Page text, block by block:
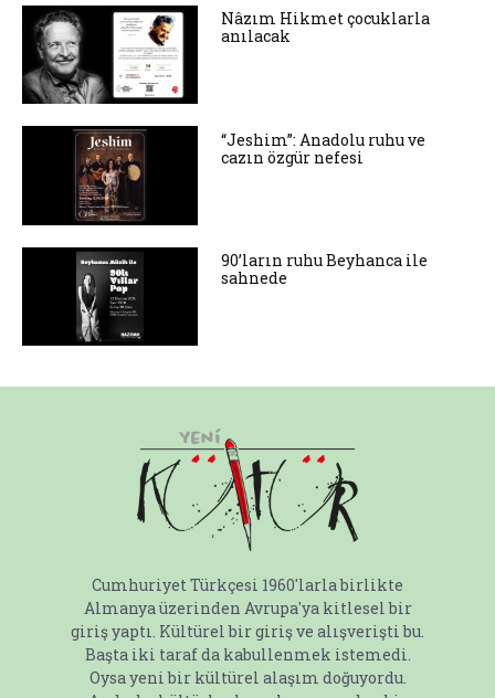
Nâzım Hikmet çocuklarla
anılacak
“Jeshim”: Anadolu ruhu ve
cazın özgür nefesi
90’ların ruhu Beyhanca ile
sahnede
Cumhuriyet Türkçesi 1960'larla birlikte
Almanya üzerinden Avrupa'ya kitlesel bir
giriş yaptı. Kültürel bir giriş ve alışverişti bu.
Başta iki taraf da kabullenmek istemedi.
Oysa yeni bir kültürel alaşım doğuyordu.